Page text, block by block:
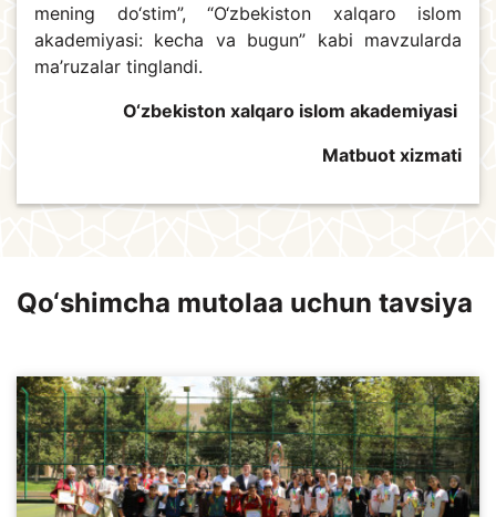
mening do‘stim”, “O‘zbekiston xalqaro islom
akademiyasi: kecha va bugun” kabi mavzularda
ma’ruzalar tinglandi.
O‘zbekiston xalqaro islom akademiyasi
Matbuot xizmati
Qo‘shimcha mutolaa uchun tavsiya